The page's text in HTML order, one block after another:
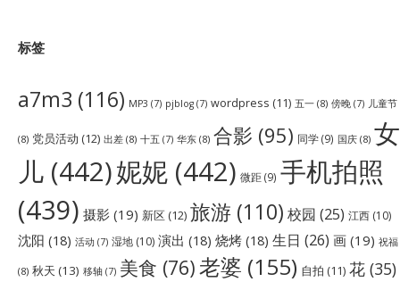
标签
a7m3 (116) MP3 (7) pjblog (7) wordpress (11) 五一 (8) 傍晚 (7) 儿童节
(8) 党员活动 (12) 出差 (8) 十五 (7) 华东 (8) 合影 (95) 同学(9) 国庆 (8) 女
儿 (442)妮妮 (442) 微距(9) 手机拍照
(439) 摄影 (19) 新区 (12) 旅游 (110) 校园 (25) 江西 (10)
沈阳 (18) 活动 (7) 湿地 (10) 演出 (18) 烧烤 (18) 生日 (26) 画 (19) 祝福
(8) 秋天 (13) 移轴 (7) 美食 (76)老婆 (155) 自拍 (11) 花 (35)